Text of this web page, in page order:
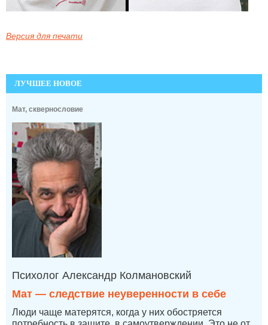
Версия для печати
ЛУЧШЕЕ НОВОЕ
Мат, сквернословие
Психолог Александр Колмановский
Мат — следствие неуверенности в себе
Люди чаще матерятся, когда у них обостряется